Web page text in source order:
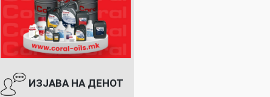
ИЗЈАВА НА ДЕНОТ